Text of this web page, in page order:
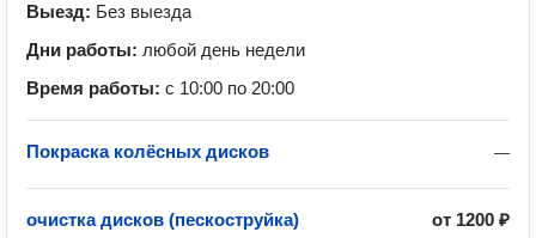
Выезд: Без выезда
Дни работы: любой день недели
Время работы: с 10:00 по 20:00
—
Покраска колёсных дисков
от 1200 ₽
очистка дисков (пескоструйка)